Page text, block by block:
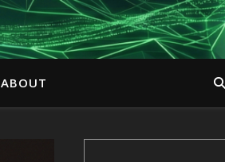
ABOUT